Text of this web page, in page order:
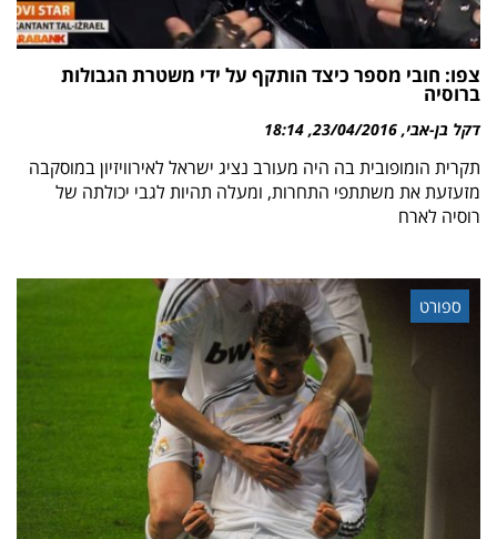
צפו: חובי מספר כיצד הותקף על ידי משטרת הגבולות
ברוסיה
דקל בן-אבי 23/04/2016
18:14
תקרית הומופובית בה היה מעורב נציג ישראל לאירוויזיון במוסקבה
מזעזעת את משתתפי התחרות, ומעלה תהיות לגבי יכולתה של
רוסיה לארח
ספורט